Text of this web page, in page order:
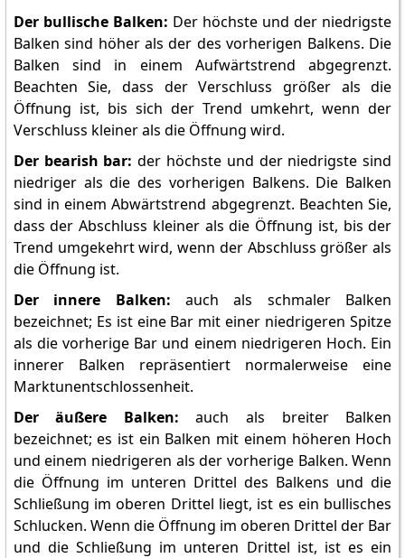
Der bullische Balken: Der höchste und der niedrigste
Balken sind höher als der des vorherigen Balkens. Die
Balken sind in einem Aufwärtstrend abgegrenzt.
Beachten Sie, dass der Verschluss größer als die
Öffnung ist, bis sich der Trend umkehrt, wenn der
Verschluss kleiner als die Öffnung wird.
Der bearish bar: der höchste und der niedrigste sind
niedriger als die des vorherigen Balkens. Die Balken
sind in einem Abwärtstrend abgegrenzt. Beachten Sie,
dass der Abschluss kleiner als die Öffnung ist, bis der
Trend umgekehrt wird, wenn der Abschluss größer als
die Öffnung ist.
Der innere Balken: auch als schmaler Balken
bezeichnet; Es ist eine Bar mit einer niedrigeren Spitze
als die vorherige Bar und einem niedrigeren Hoch. Ein
innerer Balken repräsentiert normalerweise eine
Marktunentschlossenheit.
Der äußere Balken: auch als breiter Balken
bezeichnet; es ist ein Balken mit einem höheren Hoch
und einem niedrigeren als der vorherige Balken. Wenn
die Öffnung im unteren Drittel des Balkens und die
Schließung im oberen Drittel liegt, ist es ein bullisches
Schlucken. Wenn die Öffnung im oberen Drittel der Bar
und die Schließung im unteren Drittel ist, ist es ein